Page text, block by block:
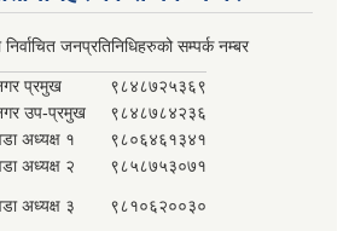
जनप्रतिनिधिहरुको सम्पर्क नम्बर
प्रमुख
९८४८७२५३६९
उप-प्रमुख
९८४८७८४२३६
अध्यक्ष १
९८०६४६१३४१
अध्यक्ष २
९८५८७५३०७१
अध्यक्ष ३ ९८१०६२००३०